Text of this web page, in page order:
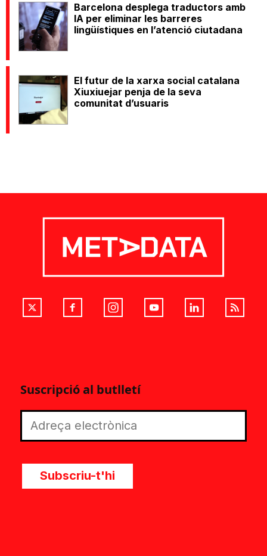
Barcelona desplega traductors amb
IA per eliminar les barreres
lingüístiques en l’atenció ciutadana
El futur de la xarxa social catalana
Xiuxiuejar penja de la seva
comunitat d’usuaris
Suscripció al butlletí
Subscriu-t'hi